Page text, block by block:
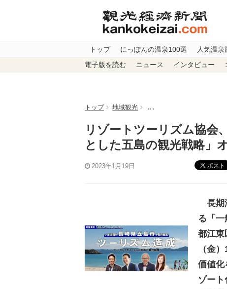
トップ にっぽんの温泉100選 人気温
電子版を読む ニュース インタビュー
トップ 地域観光 リゾートツーリズム協会、
リゾートツーリズム協会
とした五島の観光戦略」
2023年1月19日 ポスト
長期
る「
都江東
（金
価値化
ゾー